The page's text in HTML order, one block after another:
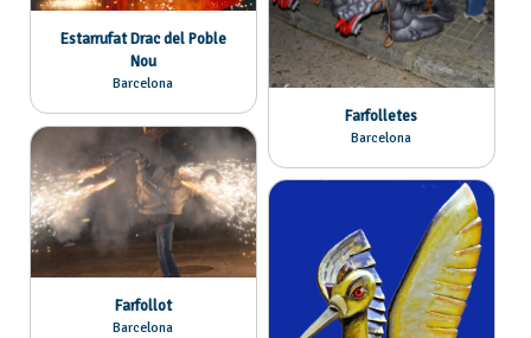
Estarrufat Drac del Poble
Nou
Barcelona
Farfolletes
Barcelona
Farfollot
Barcelona